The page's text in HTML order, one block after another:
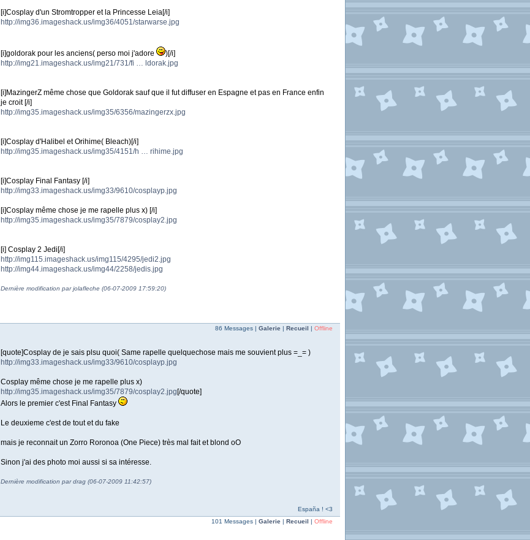
[i]Cosplay d'un Stromtropper et la Princesse Leia[/i]
http://img36.imageshack.us/img36/4051/starwarse.jpg
[i]goldorak pour les anciens( perso moi j'adore
)[/i]
http://img21.imageshack.us/img21/731/fi … ldorak.jpg
[i]MazingerZ même chose que Goldorak sauf que il fut diffuser en Espagne et pas en France enfin
je croit [/i]
http://img35.imageshack.us/img35/6356/mazingerzx.jpg
[i]Cosplay d'Halibel et Orihime( Bleach)[/i]
http://img35.imageshack.us/img35/4151/h … rihime.jpg
[i]Cosplay Final Fantasy [/i]
http://img33.imageshack.us/img33/9610/cosplayp.jpg
[i]Cosplay même chose je me rapelle plus x) [/i]
http://img35.imageshack.us/img35/7879/cosplay2.jpg
[i] Cosplay 2 Jedi[/i]
http://img115.imageshack.us/img115/4295/jedi2.jpg
http://img44.imageshack.us/img44/2258/jedis.jpg
Dernière modification par jolafleche (06-07-2009 17:59:20)
86 Messages | Galerie | Recueil | Offline
[quote]Cosplay de je sais plsu quoi( Same rapelle quelquechose mais me souvient plus =_= )
http://img33.imageshack.us/img33/9610/cosplayp.jpg
Cosplay même chose je me rapelle plus x)
http://img35.imageshack.us/img35/7879/cosplay2.jpg [/quote]
Alors le premier c'est Final Fantasy
Le deuxieme c'est de tout et du fake
mais je reconnait un Zorro Roronoa (One Piece) très mal fait et blond oO
Sinon j'ai des photo moi aussi si sa intéresse.
Dernière modification par drag (06-07-2009 11:42:57)
España ! <3
101 Messages | Galerie | Recueil | Offline